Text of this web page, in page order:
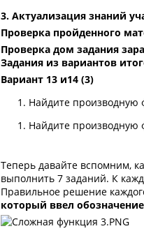
3. Актуализация знаний
Проверка пройденного
Проверка дом задания
Задания из вариантов
Вариант 13 и14 (3)
Найдите производную
Найдите производную
Теперь давайте вспомним,
выполнить 7 заданий. К
Правильное решение
который ввел обозначение